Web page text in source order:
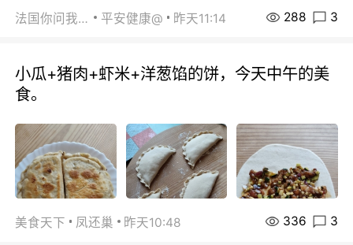
法国你问我答 平安健康@ 昨天11:14 288 3
小瓜+猪肉+虾米+洋葱馅的饼，今天中午的美
食。
美食天下 凤还巢 昨天10:48 336 3